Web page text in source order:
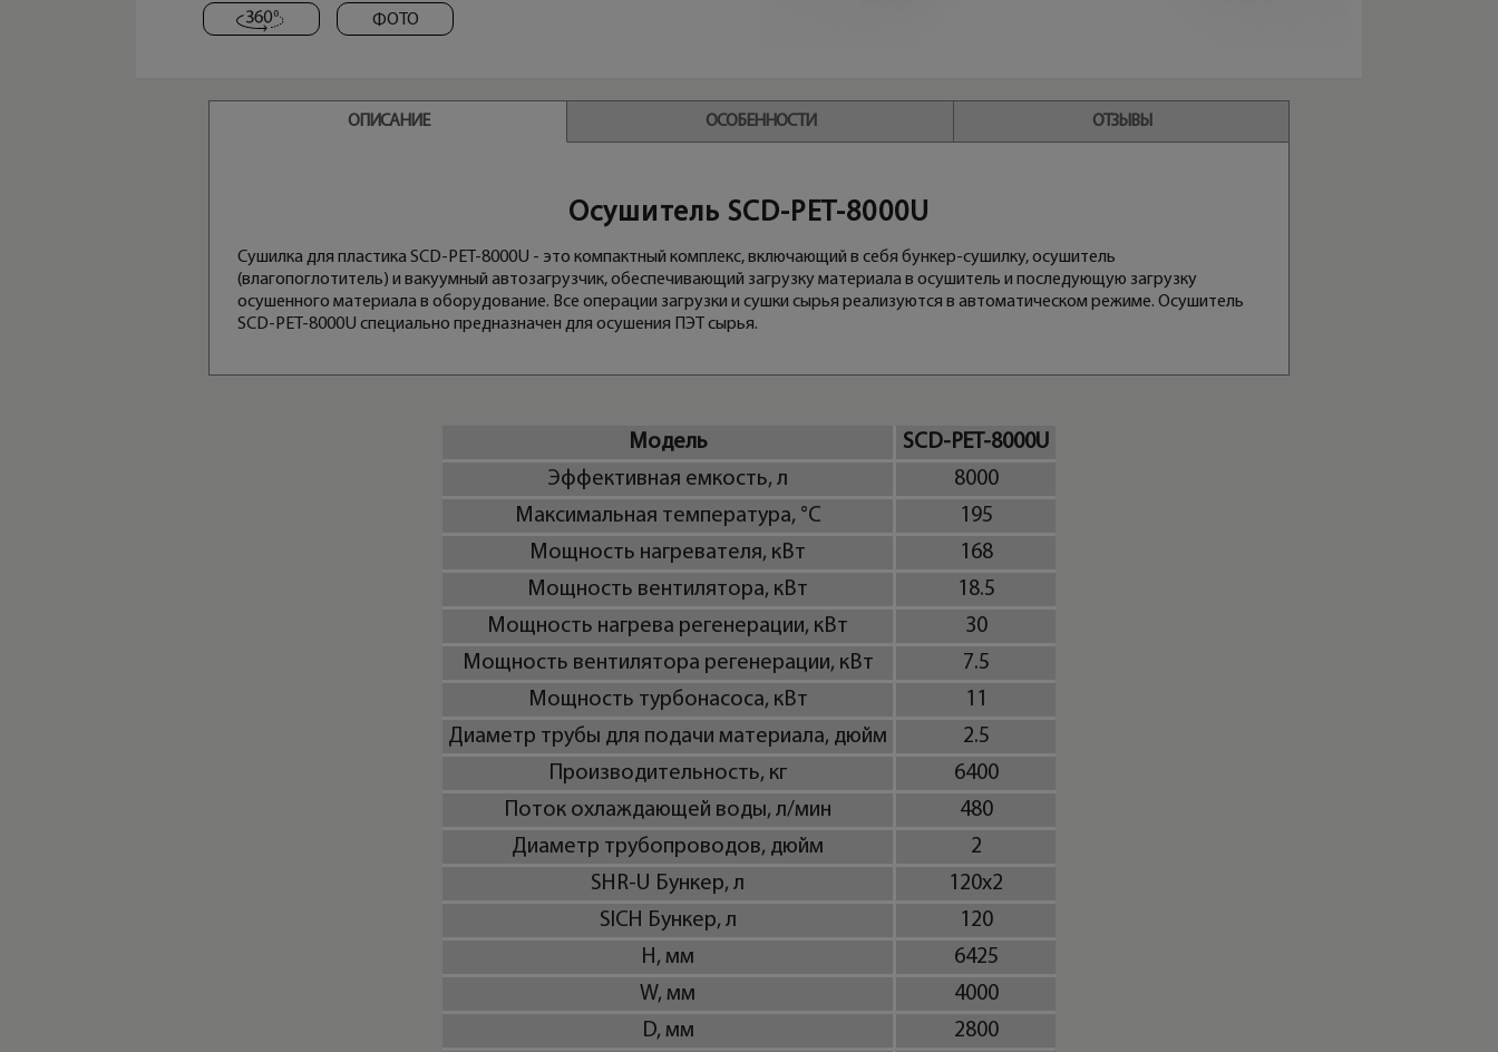
ФОТО
ОПИСАНИЕ ОСОБЕННОСТИ ОТЗЫВЫ
Осушитель SCD-PET-8000U
Сушилка для пластика SCD-PET-8000U - это компактный комплекс, включающий в себя бункер-сушилку, осушитель
(влагопоглотитель) и вакуумный автозагрузчик, обеспечивающий загрузку материала в осушитель и последующую загрузку
осушенного материала в оборудование. Все операции загрузки и сушки сырья реализуются в автоматическом режиме. Осушитель
SCD-PET-8000U специально предназначен для осушения ПЭТ сырья.
Модель
SCD-PET-8000U
Эффективная емкость, л
8000
Максимальная температура, °C
195
Мощность нагревателя, кВт
168
Мощность вентилятора, кВт
18.5
Мощность нагрева регенерации, кВт
30
Мощность вентилятора регенерации, кВт
7.5
Мощность турбонасоса, кВт
11
Диаметр трубы для подачи материала, дюйм
2.5
Производительность, кг
6400
Поток охлаждающей воды, л/мин
480
Диаметр трубопроводов, дюйм
2
SHR-U Бункер, л
120x2
SICH Бункер, л
120
H, мм
6425
W, мм
4000
D, мм
2800